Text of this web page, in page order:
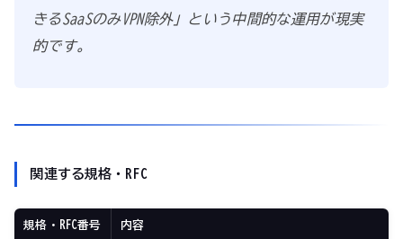
きるSaaSのみVPN除外」という中間的な運用が現実
的です。
関連する規格・RFC
規格・RFC番号 内容